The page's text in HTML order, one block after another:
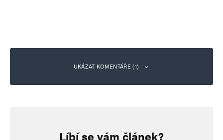
UKÁZAT KOMENTÁŘE (1)
3. 3. 2026 (8:58)
Líbí se vám článek?